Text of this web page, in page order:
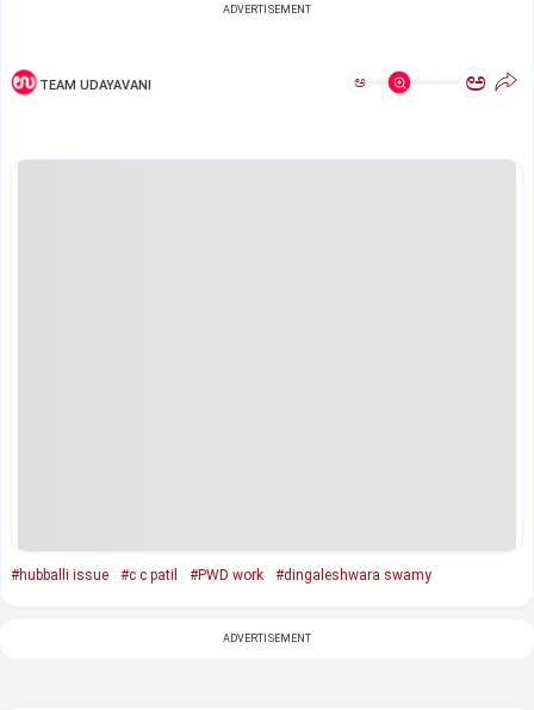
ADVERTISEMENT
TEAM UDAYAVANI ಅ ಅ
#hubballi issue #c c patil #PWD work #dingaleshwara swamy
ADVERTISEMENT